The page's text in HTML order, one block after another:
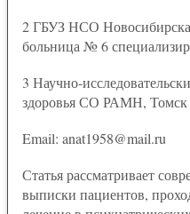
2 ГБУЗ НСО
больница № 6
3 Научно-
здоровья СО РАМН, Томск
Email: anat1958@mail.ru
Статья рассматривает
выписки пациентов,